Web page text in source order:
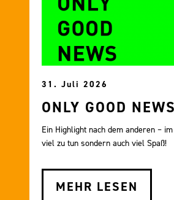
31. Juli 2026
ONLY GOOD
Ein Highlight nach dem anderen –
viel zu tun sondern auch viel Spaß!
MEHR LESEN